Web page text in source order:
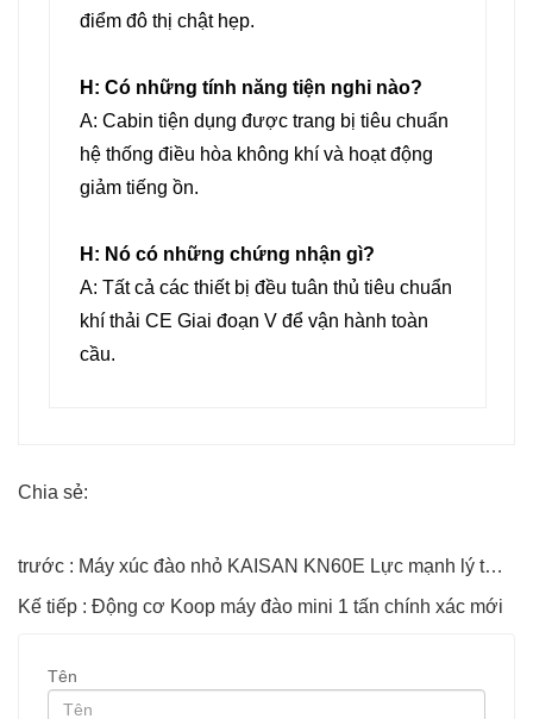
điểm đô thị chật hẹp.
H: Có những tính năng tiện nghi nào?
A: Cabin tiện dụng được trang bị tiêu chuẩn
hệ thống điều hòa không khí và hoạt động
giảm tiếng ồn.
H: Nó có những chứng nhận gì?
A: Tất cả các thiết bị đều tuân thủ tiêu chuẩn
khí thải CE Giai đoạn V để vận hành toàn
cầu.
Chia sẻ:
trước : Máy xúc đào nhỏ KAISAN KN60E Lực mạnh lý tưởng cho đô thị
Kế tiếp : Động cơ Koop máy đào mini 1 tấn chính xác mới
Tên